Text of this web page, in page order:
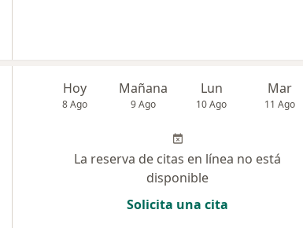
Hoy
8 Ago
Mañana
9 Ago
Lun
10 Ago
Mar
11 Ago
La reserva de citas en línea no está
disponible
Solicita una cita